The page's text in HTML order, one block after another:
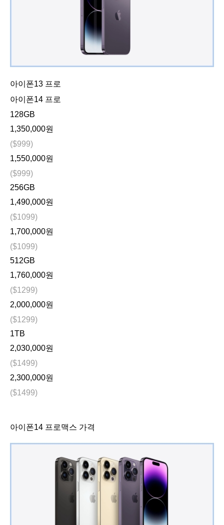
아이폰13 프로
아이폰14 프로
128GB
1,350,000원
($999)
1,550,000원
($999)
256GB
1,490,000원
($1099)
1,700,000원
($1099)
512GB
1,760,000원
($1299)
2,000,000원
($1299)
1TB
2,030,000원
($1499)
2,300,000원
($1499)
아이폰14 프로맥스 가격